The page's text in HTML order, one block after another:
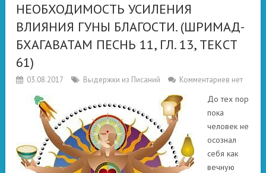
НЕОБХОДИМОСТЬ УСИЛЕНИЯ
ВЛИЯНИЯ ГУНЫ БЛАГОСТИ. (ШРИМАД-
БХАГАВАТАМ ПЕСНЬ 11, ГЛ. 13, ТЕКСТ
61)
03.08.2017 Выдержки из Писаний Комментариев нет
До тех пор
пока
человек не
осознал
себя как
вечную